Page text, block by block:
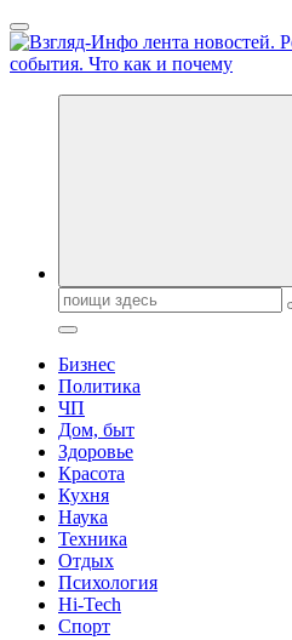
Перейти
к
содержанию
Обо всем и обо всех, что зачем
Поиск:
Бизнес
Политика
ЧП
Дом, быт
Здоровье
Красота
Кухня
Наука
Техника
Отдых
Психология
Hi-Tech
Спорт